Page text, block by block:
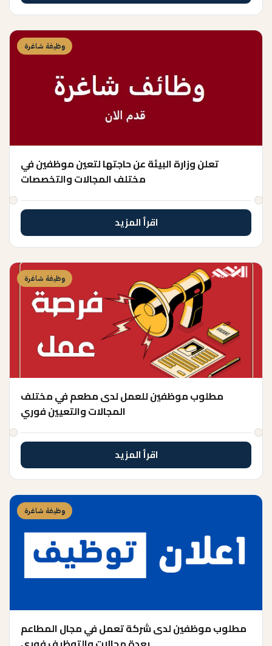
وظيفة شاغرة
تعلن وزارة البيئة عن حاجتها لتعين موظفين في
مختلف المجالات والتخصصات
اقرأ المزيد
وظيفة شاغرة
مطلوب موظفين للعمل لدى مطعم في مختلف
المجالات والتعيين فوري
اقرأ المزيد
وظيفة شاغرة
مطلوب موظفين لدى شركة تعمل في مجال المطاعم